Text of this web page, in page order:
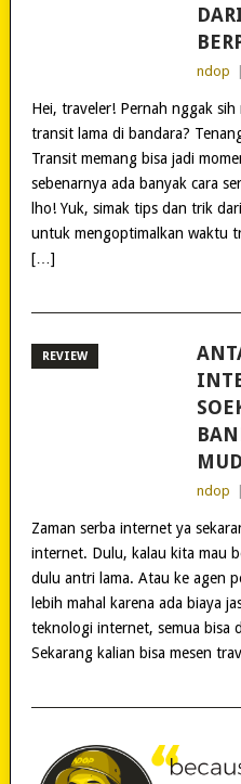
ndop
Hei, traveler! Pernah nggak sih
transit lama di bandara?
Transit memang bisa jadi
sebenarnya ada banyak cara
lho! Yuk, simak tips dan trik
untuk mengoptimalkan waktu
[…]
REVIEW
ndop
Zaman serba internet ya
internet. Dulu, kalau kita mau
dulu antri lama. Atau ke agen
lebih mahal karena ada biaya
teknologi internet, semua bisa
Sekarang kalian bisa mesen